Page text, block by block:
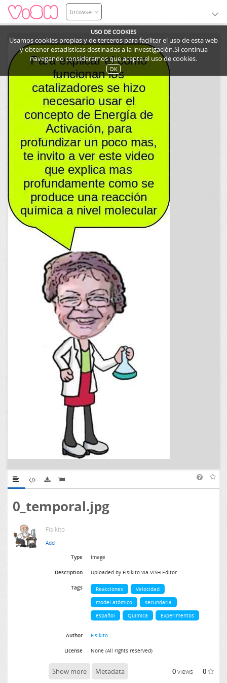
USO DE COOKIES
Usamos cookies propias y de terceros para facilitar el uso de esta web
y obtener estadísticas destinadas a la investigación.Si continua
navegando consideramos que acepta el uso de cookies.
OK
browse
0_temporal.jpg
Fisikito
Type Image
Description Uploaded by Fisikito via ViSH Editor
Tags Reacciones
Velocidad
model-atómico
secundaria
español
Quimica Experimentos
Author Fisikito
License None (All rights reserved)
Show more Metadata 0views 0